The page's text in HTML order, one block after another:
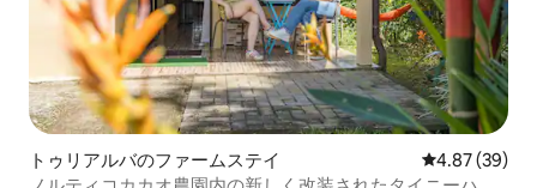
トゥリアルバのファームステイ レビュー39
4.87 (39)